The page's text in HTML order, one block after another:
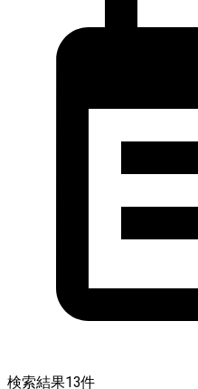
検索結果13件